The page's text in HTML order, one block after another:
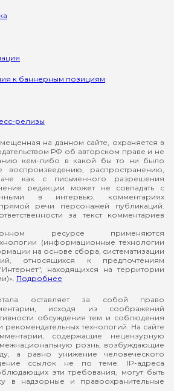
к баннерным позициям
релизы
на данном сайте, охраняется в
РФ об авторском праве и не
кем-либо в какой бы то ни было
распространению,
как с письменного разрешения
редакции может не совпадать с
в интервью, комментариях
речи персонажей публикаций.
за текст комментариев
ресурсе применяются
(информационные технологии
на основе сбора, систематизации
относящихся к предпочтениям
находящихся на территории
Подробнее
оставляет за собой право
исходя из соображений
обсуждения тем и соблюдения
рекомендательных технологий. На сайте
содержащие нецензурную
рознь, возбуждающие
а равно унижение человеческого
ссылок не по теме. IP-адреса
эти требования, могут быть
в надзорные и правоохранительные